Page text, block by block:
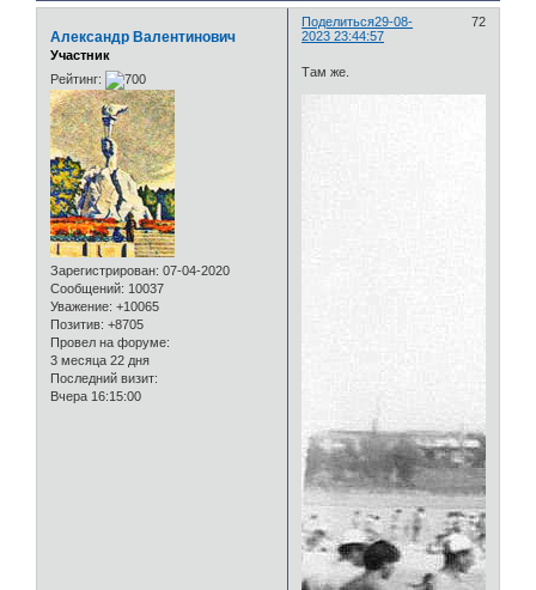
Поделиться 72
29-08-
2023 23:44:57
Александр Валентинович
Участник
Рейтинг:
Зарегистрирован: 07-04-2020
Сообщений: 10037
Уважение: +10065
Позитив: +8705
Провел на форуме:
3 месяца 22 дня
Последний визит:
Вчера 16:15:00
Там же.